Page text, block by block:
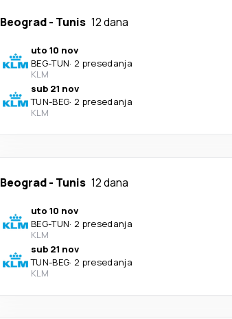
Beograd- Tunis 12 dana
uto 10 nov
BEG-TUN· 2 presedanja
KLM
sub 21 nov
TUN-BEG· 2 presedanja
KLM
Beograd- Tunis 12 dana
uto 10 nov
BEG-TUN· 2 presedanja
KLM
sub 21 nov
TUN-BEG· 2 presedanja
KLM